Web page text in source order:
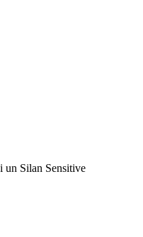
un Silan Sensitive